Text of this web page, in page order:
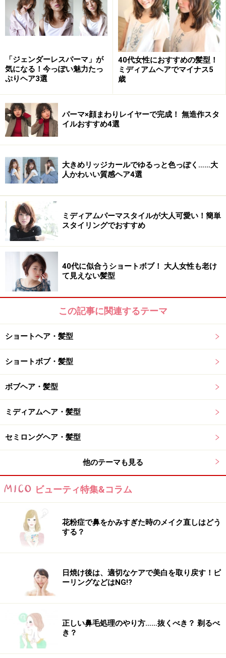
ス］）
ナチュラルに入れたレイヤーと内外ミックスのパーマを
組み合わせた、大人女性におすすめの抜け感ロング。長
めバングはシースルーにして束感を整え、洗練された印
象に仕上げました。カラー剤にオイルが入ったオイルin
カラーで、保湿しながらカラーリングするので、艶っぽ
いブラウンがより上質な色味に。
【このスタイルが似合う髪のタイプ】
髪量：少ない～多い
髪質：柔らかい～硬い
顔型：四角・卵型・丸・ベース・面長・逆三角
髪のクセ：なし～強い
■ 参考記事
ロングヘアが重たく見えない！レイヤースタイルですっ
きり見せ
【編集部おすすめの購入サイト】
Amazonで人気のヘアケア用品をチェック！
楽天市場で人気のヘアケア用品をチェック！
「ジェンダーレスパーマ」が
気になる！今っぽい魅力たっ
ぷりヘア3選
40代女性におすすめの髪型！
ミディアムヘアでマイナス5
歳
パーマ×顔まわりレイヤーで完成！ 無造作スタ
イルおすすめ4選
大きめリッジカールでゆるっと色っぽく……大
人かわいい質感ヘア4選
ミディアムパーマスタイルが大人可愛い！簡単
スタイリングでおすすめ
40代に似合うショートボブ！ 大人女性も老け
て見えない髪型
この記事に関連するテーマ
ショートヘア・髪型
ショートボブ・髪型
ボブヘア・髪型
ミディアムヘア・髪型
セミロングヘア・髪型
他のテーマも見る
ビューティ特集&コラム
花粉症で鼻をかみすぎた時のメイク直しはどう
する？
日焼け後は、適切なケアで美白を取り戻す！ピ
ーリングなどはNG!?
正しい鼻毛処理のやり方……抜くべき？ 剃るべ
き？